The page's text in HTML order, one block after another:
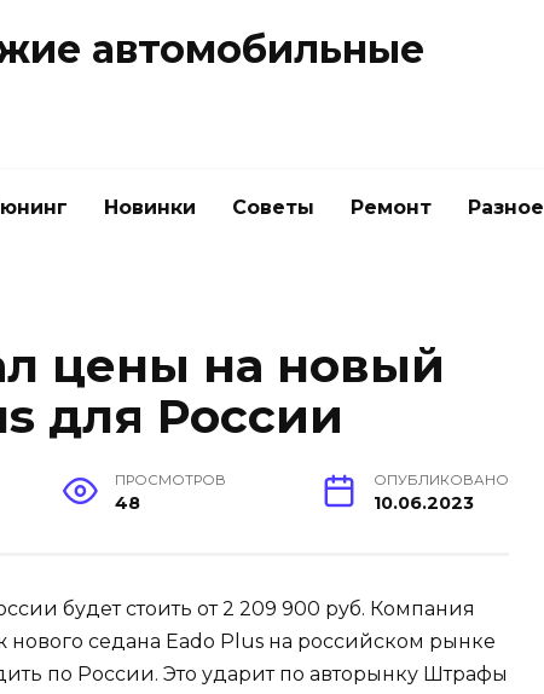
автомобильные
Новинки Советы Ремонт Разное
цены на новый
для России
ПРОСМОТРОВ
48
ОПУБЛИКОВАНО
10.06.2023
будет стоить от 2 209 900 руб. Компания
нового седана Eado Plus на российском рынке
по России. Это ударит по авторынку Штрафы